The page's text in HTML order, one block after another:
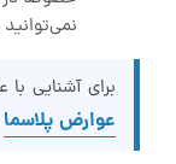
برای آشنایی
عوارض پلاسما